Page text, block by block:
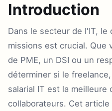
Introduction
Dans le secteur de l'IT,
missions est crucial. Que
de PME, un DSI ou un
déterminer si le
salarial IT est la
collaborateurs. Cet